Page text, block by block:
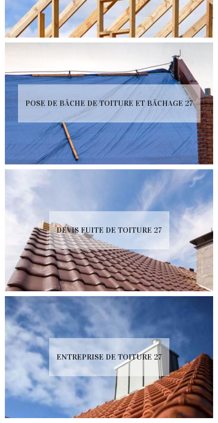
POSE DE BÂCHE DE TOITURE ET BÂCHAGE 27
DEVIS FUITE DE TOITURE 27
ENTREPRISE DE TOITURE 27